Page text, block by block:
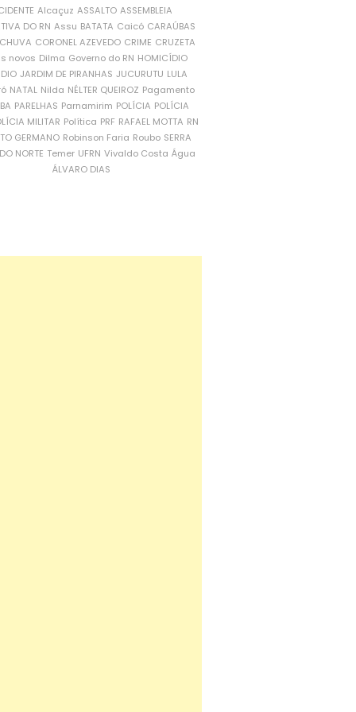
Alcaçuz ASSALTO ASSEMBLEIA
DO RN Assu BATATA Caicó CARAÚBAS
CORONEL AZEVEDO CRIME CRUZETA
novos Dilma Governo do RN HOMICÍDIO
JARDIM DE PIRANHAS JUCURUTU LULA
NATAL Nilda NÉLTER QUEIROZ Pagamento
PARELHAS Parnamirim POLÍCIA POLÍCIA
MILITAR Política PRF RAFAEL MOTTA RN
GERMANO Robinson Faria Roubo SERRA
NORTE Temer UFRN Vivaldo Costa Água
ÁLVARO DIAS